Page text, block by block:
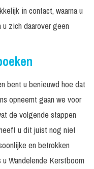
in contact, waarna u
zich daarover geen
bent u benieuwd hoe dat
opneemt gaan we voor
de volgende stappen
u dit juist nog niet
en betrokken
Wandelende Kerstboom